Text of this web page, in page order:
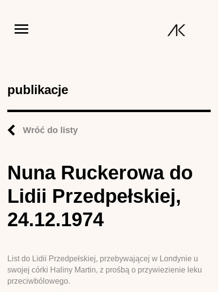
publikacje
Wróć do listy
Nuna Ruckerowa do
Lidii Przedpełskiej,
24.12.1974
List do Lidii Przedpełskiej, przebywającej w Londynie u
swojej córki Haliny Martin, z prośbą o przywiezienie leku
przeciwbólowego.